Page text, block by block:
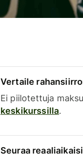
Vertaile
Ei piilotettuja
keskikurssilla.
Seuraa